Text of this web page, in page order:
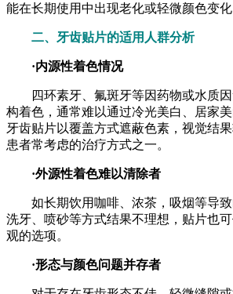
能在长期使用中出现老化或轻微颜色变化
二、牙齿贴片的适用人群分析
·内源性着色情况
四环素牙、氟斑牙等因药物或水质因
构着色，通常难以通过冷光美白、居家美
牙齿贴片以覆盖方式遮蔽色素，视觉结
患者常考虑的治疗方式之一。
·外源性着色难以清除者
如长期饮用咖啡、浓茶，吸烟等导致
洗牙、喷砂等方式结果不理想，贴片也
观的选项。
·形态与颜色问题并存者